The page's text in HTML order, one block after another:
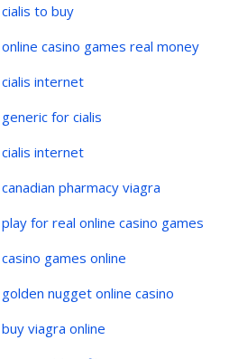
cialis to buy
online casino games real money
cialis internet
generic for cialis
cialis internet
canadian pharmacy viagra
play for real online casino games
casino games online
golden nugget online casino
buy viagra online